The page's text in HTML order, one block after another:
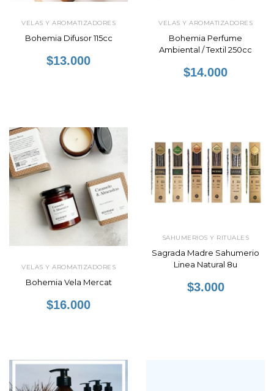
VELAS Y AROMATIZADORES
Bohemia Difusor 115cc
$13.000
VELAS Y AROMATIZADORES
Bohemia Perfume
Ambiental / Textil 250cc
$14.000
VELAS Y AROMATIZADORES
Bohemia Vela Mercat
$16.000
SAHUMERIOS Y RITUALES
Sagrada Madre Sahumerio
Linea Natural 8u
$3.000